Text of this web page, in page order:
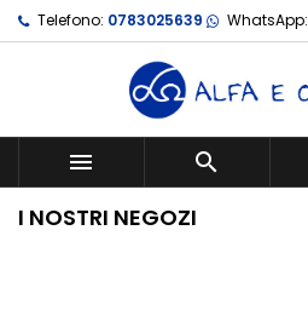
Telefono: 0783025639 WhatsApp:
 
I NOSTRI NEGOZI